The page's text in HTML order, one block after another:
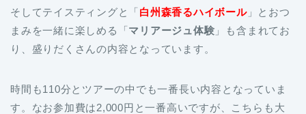
そしてテイスティングと「白州森香るハイボール」とおつ
まみを一緒に楽しめる「マリアージュ体験 」も含まれてお
り、盛りだくさんの内容となっています。
時間も110分とツアーの中でも一番長い内容となっていま
す。なお参加費は2,000円と一番高いですが、こちらも大